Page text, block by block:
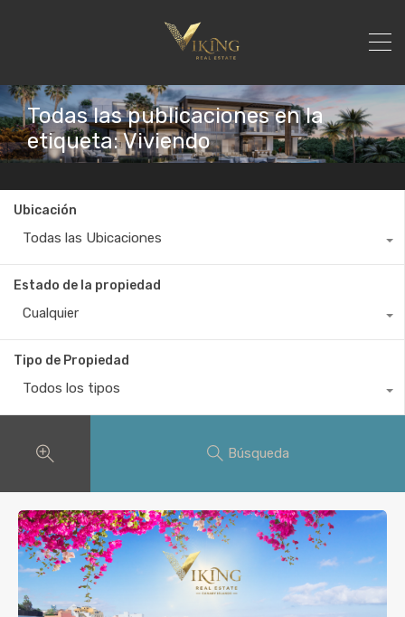
Todas las publicaciones en la
etiqueta: Viviendo
Ubicación
Todas las Ubicaciones
Estado de la propiedad
Cualquier
Tipo de Propiedad
Todos los tipos
Búsqueda